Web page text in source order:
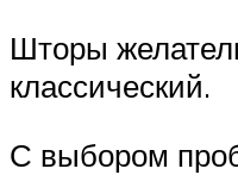
Шторы
классический.
С выбором